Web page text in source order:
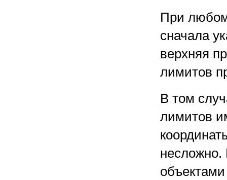
При
сначала
верхняя
лимитов
В том
лимитов
несложно.